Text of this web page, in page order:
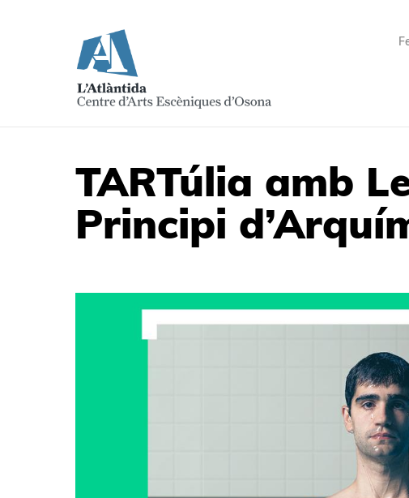
TARTúlia amb
Principi